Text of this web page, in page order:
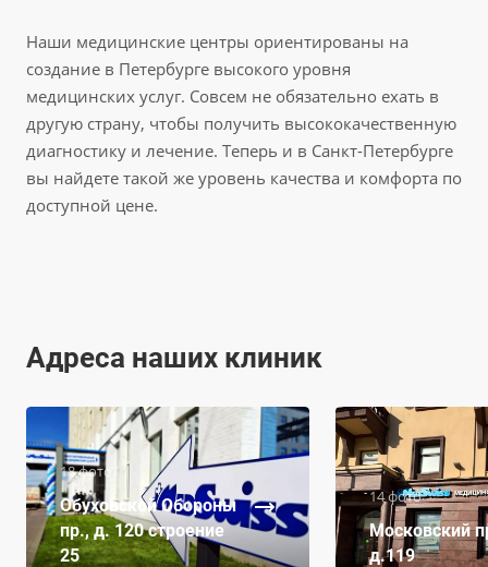
Наши медицинские центры ориентированы на
создание в Петербурге высокого уровня
медицинских услуг. Совсем не обязательно ехать в
другую страну, чтобы получить высококачественную
диагностику и лечение. Теперь и в Санкт-Петербурге
вы найдете такой же уровень качества и комфорта по
доступной цене.
Адреса наших клиник
18 фото
Обуховской Обороны
пр., д. 120 строение
25
14 фото
Московский
д.119